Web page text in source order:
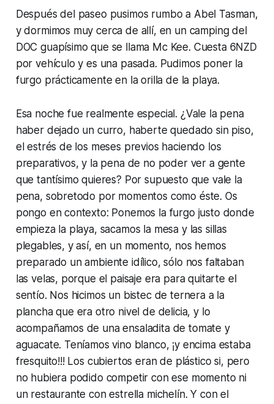
Después del paseo pusimos rumbo a Abel Tasman,
y dormimos muy cerca de allí, en un camping del
DOC guapísimo que se llama Mc Kee. Cuesta 6NZD
por vehículo y es una pasada. Pudimos poner la
furgo prácticamente en la orilla de la playa.
Esa noche fue realmente especial. ¿Vale la pena
haber dejado un curro, haberte quedado sin piso,
el estrés de los meses previos haciendo los
preparativos, y la pena de no poder ver a gente
que tantísimo quieres? Por supuesto que vale la
pena, sobretodo por momentos como éste. Os
pongo en contexto: Ponemos la furgo justo donde
empieza la playa, sacamos la mesa y las sillas
plegables, y así, en un momento, nos hemos
preparado un ambiente idílico, sólo nos faltaban
las velas, porque el paisaje era para quitarte el
sentío. Nos hicimos un bistec de ternera a la
plancha que era otro nivel de delicia, y lo
acompañamos de una ensaladita de tomate y
aguacate. Teníamos vino blanco, ¡y encima estaba
fresquito!!! Los cubiertos eran de plástico si, pero
no hubiera podido competir con ese momento ni
un restaurante con estrella michelín. Y con el